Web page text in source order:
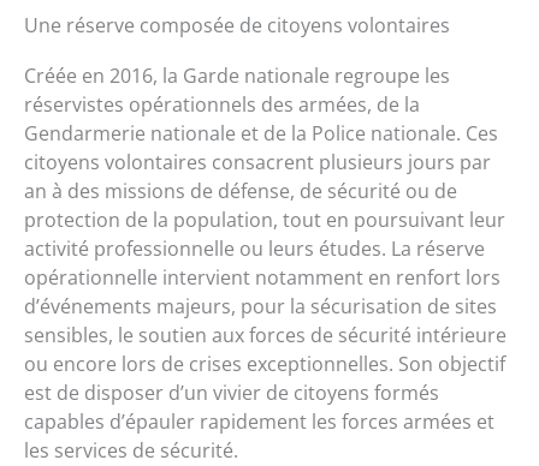
Une réserve composée de citoyens volontaires
Créée en 2016, la Garde nationale regroupe les
réservistes opérationnels des armées, de la
Gendarmerie nationale et de la Police nationale. Ces
citoyens volontaires consacrent plusieurs jours par
an à des missions de défense, de sécurité ou de
protection de la population, tout en poursuivant leur
activité professionnelle ou leurs études. La réserve
opérationnelle intervient notamment en renfort lors
d’événements majeurs, pour la sécurisation de sites
sensibles, le soutien aux forces de sécurité intérieure
ou encore lors de crises exceptionnelles. Son objectif
est de disposer d’un vivier de citoyens formés
capables d’épauler rapidement les forces armées et
les services de sécurité.